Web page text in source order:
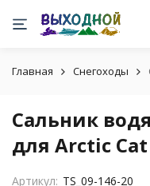
Главная Снегоходы
Сальник
для Arctic Cat
Артикул: TS_09-146-20